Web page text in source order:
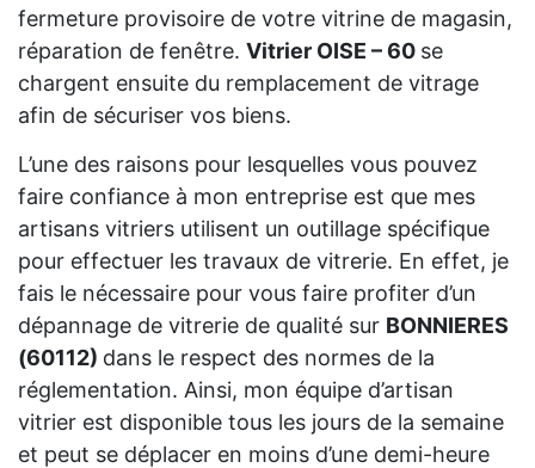
fermeture provisoire de votre vitrine de magasin,
réparation de fenêtre. Vitrier OISE – 60 se
chargent ensuite du remplacement de vitrage
afin de sécuriser vos biens.
L’une des raisons pour lesquelles vous pouvez
faire confiance à mon entreprise est que mes
artisans vitriers utilisent un outillage spécifique
pour effectuer les travaux de vitrerie. En effet, je
fais le nécessaire pour vous faire profiter d’un
dépannage de vitrerie de qualité sur BONNIERES
(60112) dans le respect des normes de la
réglementation. Ainsi, mon équipe d’artisan
vitrier est disponible tous les jours de la semaine
et peut se déplacer en moins d’une demi-heure